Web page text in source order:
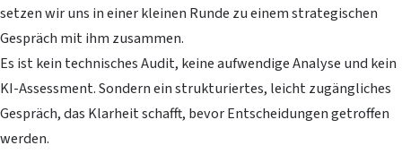
setzen wir uns in einer kleinen Runde zu einem strategischen
Gespräch mit ihm zusammen.
Es ist kein technisches Audit, keine aufwendige Analyse und kein
KI-Assessment. Sondern ein strukturiertes, leicht zugängliches
Gespräch, das Klarheit schafft, bevor Entscheidungen getroffen
werden.